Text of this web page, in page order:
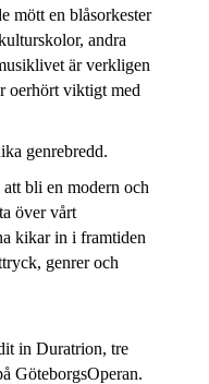
mött en blåsorkester
andra
är verkligen
oerhört viktigt med
genrebredd.
bli en modern och
över vårt
kikar in i framtiden
genrer och
in Duratrion, tre
GöteborgsOperan.